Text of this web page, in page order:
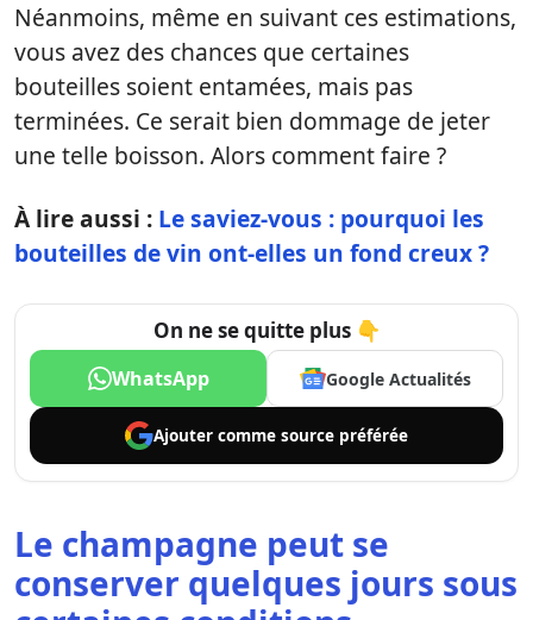
Néanmoins, même en suivant ces estimations,
vous avez des chances que certaines
bouteilles soient entamées, mais pas
terminées. Ce serait bien dommage de jeter
une telle boisson. Alors comment faire ?
À lire aussi : Le saviez-vous : pourquoi les
bouteilles de vin ont-elles un fond creux ?
On ne se quitte plus 👇
WhatsApp Google Actualités
Ajouter comme source préférée
Le champagne peut se
conserver quelques jours sous